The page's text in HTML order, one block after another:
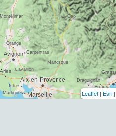
Leaflet | Esri |